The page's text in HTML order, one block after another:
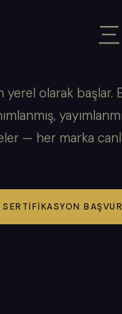
yerel olarak başlar.
— her marka
SERTIFIKASYON